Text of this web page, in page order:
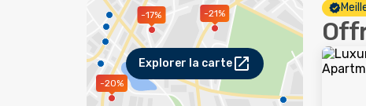
-21%
-20%
-17%
Explorer la carte